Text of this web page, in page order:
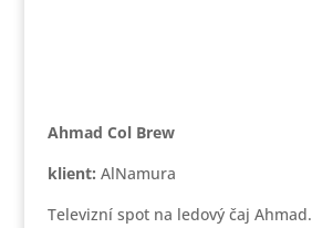
Ahmad Col Brew
klient: AlNamura
Televizní spot na ledový čaj Ahmad.